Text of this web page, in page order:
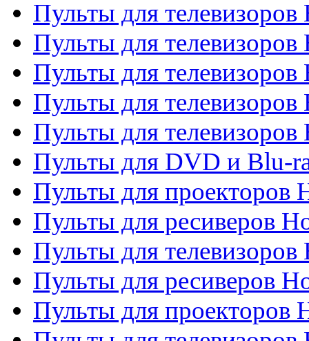
Пульты для телевизоров
Пульты для телевизоров
Пульты для телевизоров
Пульты для телевизоров
Пульты для телевизоров
Пульты для DVD и Blu-
Пульты для проекторов
Пульты для ресиверов
Пульты для
Пульты для ресиверов
Пульты для проекторов